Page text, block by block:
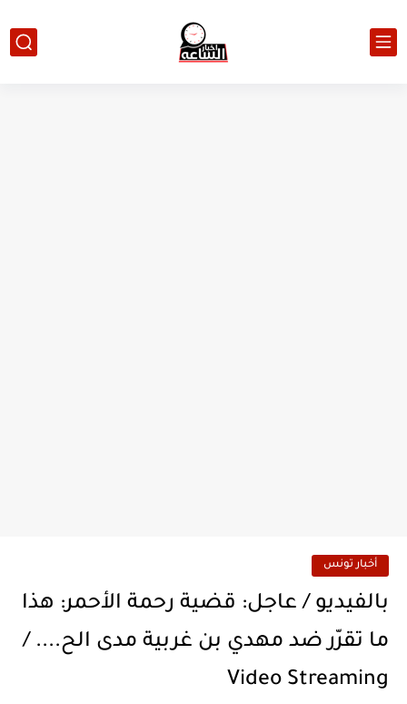
أخبار تونس
بالفيديو / عاجل: قضية رحمة الأحمر: هذا
ما تقرّر ضد مهدي بن غربية مدى الح.... /
Video Streaming